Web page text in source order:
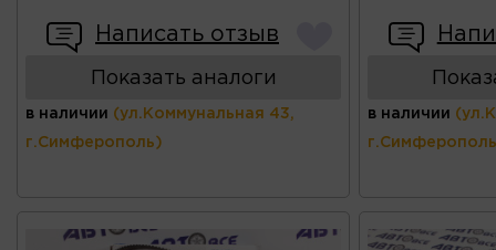
Написать отзыв
Показать аналоги
в наличии (ул.Коммунальная 43,
г.Симферополь)
в наличии